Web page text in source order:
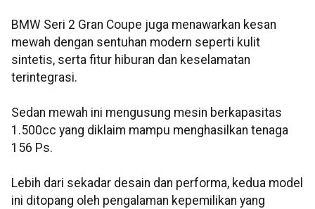
BMW Seri 2 Gran Coupe juga menawarkan kesan
mewah dengan sentuhan modern seperti kulit
sintetis, serta fitur hiburan dan keselamatan
terintegrasi.
Sedan mewah ini mengusung mesin berkapasitas
1.500cc yang diklaim mampu menghasilkan tenaga
156 Ps.
Lebih dari sekadar desain dan performa, kedua model
ini ditopang oleh pengalaman kepemilikan yang